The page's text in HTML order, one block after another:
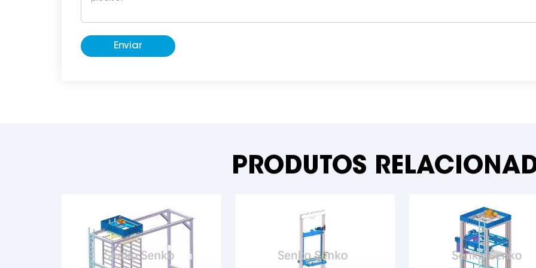
Enviar
PRODUTOS